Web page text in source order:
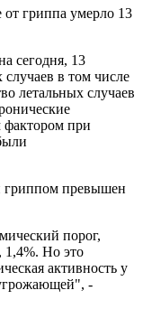
гриппа умерло 13
сегодня, 13
в том числе
летальных случаев
фактором при
гриппом превышен
порог,
1,4%. Но это
активность у
-